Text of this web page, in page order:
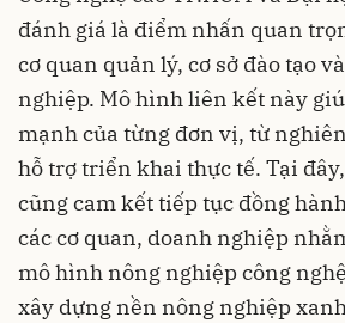
đánh giá là điểm nhấn quan
cơ quan quản lý, cơ sở đào tạo
nghiệp. Mô hình liên kết này
mạnh của từng đơn vị, từ
hỗ trợ triển khai thực tế. Tại
cũng cam kết tiếp tục đồng
các cơ quan, doanh nghiệp
mô hình nông nghiệp công
xây dựng nền nông nghiệp